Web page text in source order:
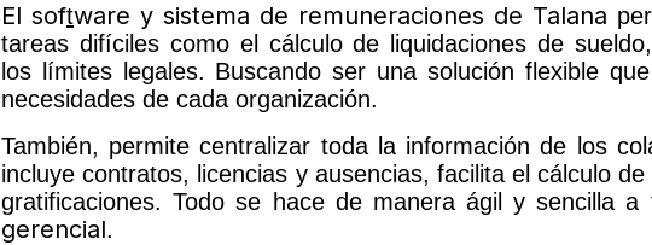
El software y sistema de remuneraciones de Talana
tareas difíciles como el cálculo de liquidaciones de
los límites legales. Buscando ser una solución flexible
necesidades de cada organización.
También, permite centralizar toda la información de los
incluye contratos, licencias y ausencias, facilita el cálculo
gratificaciones. Todo se hace de manera ágil y sencilla a
gerencial.